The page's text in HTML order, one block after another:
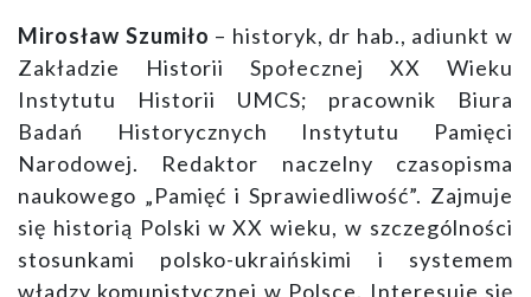
Mirosław Szumiło – historyk, dr hab., adiunkt w
Zakładzie Historii Społecznej XX Wieku
Instytutu Historii UMCS; pracownik Biura
Badań Historycznych Instytutu Pamięci
Narodowej. Redaktor naczelny czasopisma
naukowego „Pamięć i Sprawiedliwość”. Zajmuje
się historią Polski w XX wieku, w szczególności
stosunkami polsko-ukraińskimi i systemem
władzy komunistycznej w Polsce. Interesuje się